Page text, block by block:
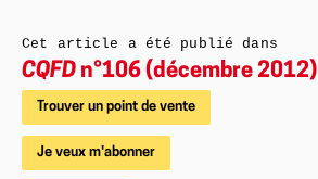
Cet article a été publié dans
CQFD n°106 (décembre 2012)
Trouver un point de vente
Je veux m'abonner